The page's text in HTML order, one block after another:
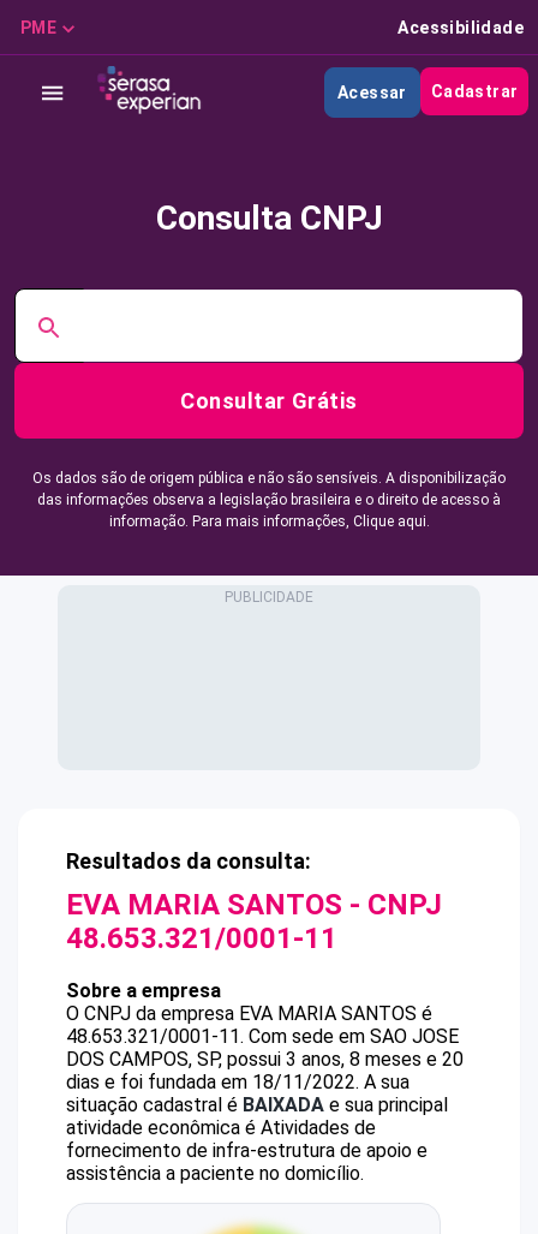
PME Acessibilidade
Acessar Cadastrar
Consulta CNPJ
Consultar Grátis
Os dados são de origem pública e não são sensíveis. A disponibilização
das informações observa a legislação brasileira e o direito de acesso à
informação. Para mais informações, Clique aqui.
Resultados da consulta:
EVA MARIA SANTOS - CNPJ
48.653.321/0001-11
Sobre a empresa
O CNPJ da empresa EVA MARIA SANTOS é
48.653.321/0001-11. Com sede em SAO JOSE
DOS CAMPOS, SP, possui 3 anos, 8 meses e 20
dias e foi fundada em 18/11/2022. A sua
situação cadastral é BAIXADA e sua principal
atividade econômica é Atividades de
fornecimento de infra-estrutura de apoio e
assistência a paciente no domicílio.